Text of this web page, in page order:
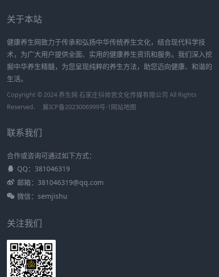
关于本站
健康养生网致力于传承和弘扬中华传统养生文化，结合现代科学技
术，为广大用户提供全面、实用的健康养生资讯和服务。我们深入挖
掘中华养生精髓，为您呈现纯粹的养生方法，助您迈向健康、和谐的
生活。
Copyright © 2024 养生网 石家庄抖帅宫文化传媒有限公司 All Rights
Reserved.
冀ICP备2023006999号-1网站地图
联系我们
合作或咨询可通过如下方式：
QQ：381046319
邮箱：381046319@qq.com
微信：semjishu
关注我们